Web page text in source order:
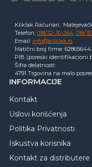
Kliklak Računari,
Telefon: 018/32-30-264 018/
Email: info@kliklak.rs
Matični broj firme: 62865644
PIB (poreski identifikacioni
Šifra delatnosti:
4791 Trgovina na malo
INFORMACIJE
Kontakt
Uslovi korišćenja
Politika Privatnosti
Iskustva korisnika
Kontakt za distributere